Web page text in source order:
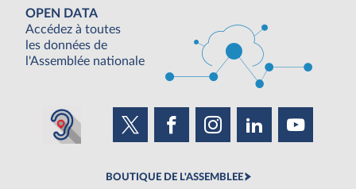
OPEN DATA
Accédez à toutes
les données de
l'Assemblée nationale
BOUTIQUE DE L'ASSEMBLEE